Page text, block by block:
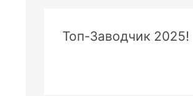
Топ-Заводчик 2025!